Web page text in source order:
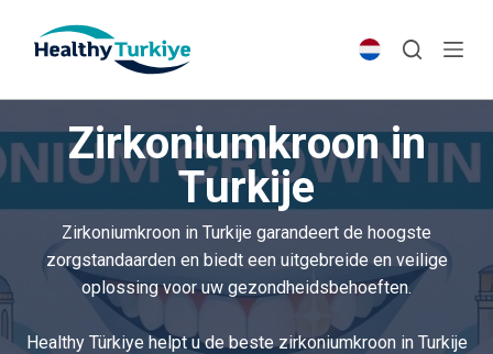
p
t
o
Zirkoniumkroon in
Turkije
Zirkoniumkroon in Turkije garandeert de hoogste
zorgstandaarden en biedt een uitgebreide en veilige
oplossing voor uw gezondheidsbehoeften.
Healthy Türkiye helpt u de beste zirkoniumkroon in Turkije